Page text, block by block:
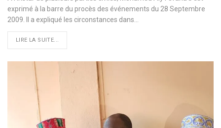
exprimé à la barre du procès des événements du 28 Septembre
2009. Il a expliqué les circonstances dans…
LIRE LA SUITE...